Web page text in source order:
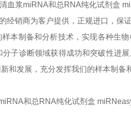
血浆miRNA和总RNA纯化试剂盒
经销商为客户提供，正规进口，保
本制备和分析技术，实现各种生
子诊断领域获得成功和突破性进
和发展，充分发挥我们的样本制备
和总RNA纯化试剂盒